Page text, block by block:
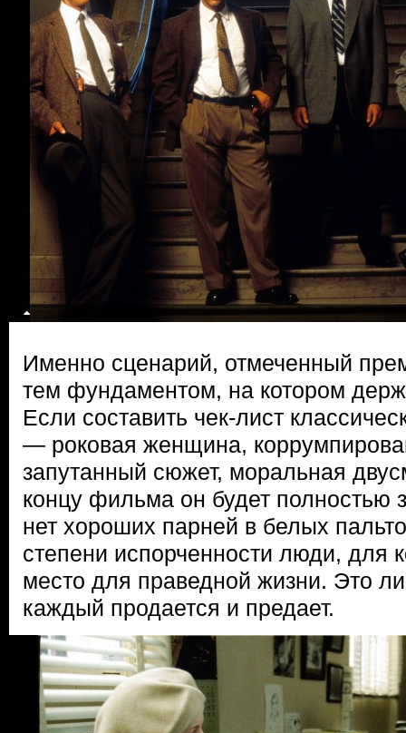
Именно сценарий, отмеченный
тем фундаментом, на котором
Если составить чек-лист
— роковая женщина,
запутанный сюжет, моральная
концу фильма он будет
нет хороших парней в белых
степени испорченности люди, для
место для праведной жизни. Это
каждый продается и предает.